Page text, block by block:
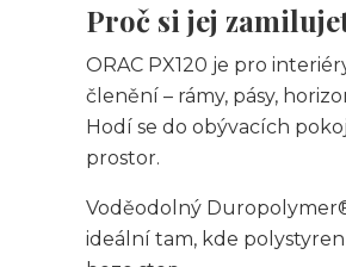
Proč si jej
ORAC PX120 je pro
členění – rámy, pásy,
Hodí se do obývacích
prostor.
Voděodolný
ideální tam, kde